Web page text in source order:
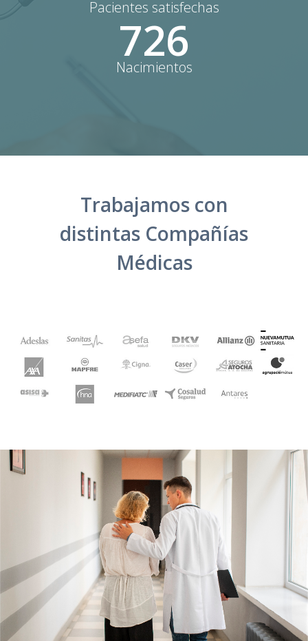
Pacientes satisfechas
726
Nacimientos
Trabajamos con
distintas Compañías
Médicas